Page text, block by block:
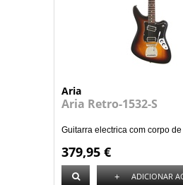
Aria
Aria Retro-1532-S
Guitarra electrica com corpo
379,95 €
+ ADICIONAR